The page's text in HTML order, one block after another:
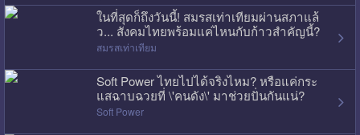
ในที่สุดก็ถึงวันนี้! สมรสเท่าเทียมผ่านสภาแล้
ว... สังคมไทยพร้อมแค่ไหนกับก้าวสำคัญนี้?
สมรสเท่าเทียม
Soft Power ไทยไปได้จริงไหม? หรือแค่กระ
แสฉาบฉวยที่ \'คนดัง\' มาช่วยปั่นกันแน่?
Soft Power